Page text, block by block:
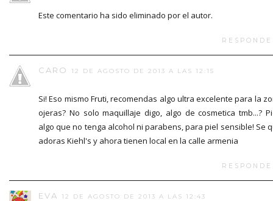
Este comentario ha sido eliminado por el autor.
CARO 12 DE AGOSTO DE 2013 A LAS 12:15
Si! Eso mismo Fruti, recomendas algo ultra excelente para la
ojeras? No solo maquillaje digo, algo de cosmetica tmb...?
algo que no tenga alcohol ni parabens, para piel sensible! Se
adoras Kiehl's y ahora tienen local en la calle armenia
EVA 12 DE AGOSTO DE 2013 A LAS 12:43